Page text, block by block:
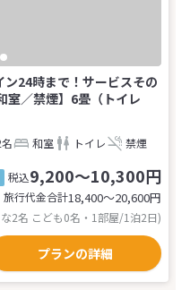
24時まで！サービスその
室／禁煙】6畳（トイレ
和室 トイレ 禁煙
税込9,200～10,300円
旅行代金合計18,400〜20,600円
2名 こども0名・1部屋/1泊2日)
プランの詳細